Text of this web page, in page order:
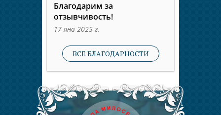
Благодарим за
отзывчивость!
17 янв 2025 г.
ВСЕ БЛАГОДАРНОСТИ